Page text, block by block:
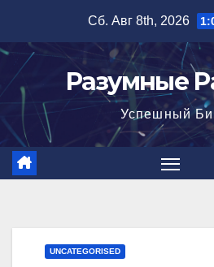
содержимому
Сб. Авг 8th, 2026
Разумные
Успешный
UNCATEGORISED